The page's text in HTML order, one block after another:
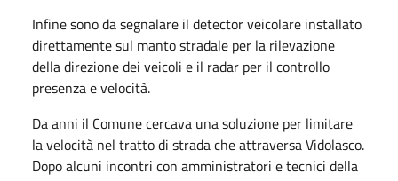
Infine sono da segnalare il detector veicolare installato
direttamente sul manto stradale per la rilevazione
della direzione dei veicoli e il radar per il controllo
presenza e velocità.
Da anni il Comune cercava una soluzione per limitare
la velocità nel tratto di strada che attraversa Vidolasco.
Dopo alcuni incontri con amministratori e tecnici della